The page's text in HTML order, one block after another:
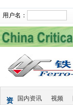
用户名：
资
国内资讯 视频